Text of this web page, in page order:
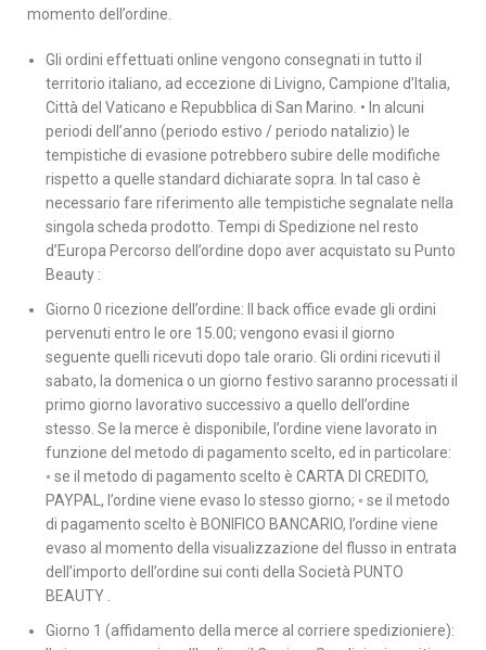
momento dell’ordine.
Gli ordini effettuati online vengono consegnati in tutto il
territorio italiano, ad eccezione di Livigno, Campione d’Italia,
Città del Vaticano e Repubblica di San Marino. • In alcuni
periodi dell’anno (periodo estivo / periodo natalizio) le
tempistiche di evasione potrebbero subire delle modifiche
rispetto a quelle standard dichiarate sopra. In tal caso è
necessario fare riferimento alle tempistiche segnalate nella
singola scheda prodotto. Tempi di Spedizione nel resto
d’Europa Percorso dell’ordine dopo aver acquistato su Punto
Beauty :
Giorno 0 ricezione dell’ordine: Il back office evade gli ordini
pervenuti entro le ore 15.00; vengono evasi il giorno
seguente quelli ricevuti dopo tale orario. Gli ordini ricevuti il
sabato, la domenica o un giorno festivo saranno processati il
primo giorno lavorativo successivo a quello dell’ordine
stesso. Se la merce è disponibile, l’ordine viene lavorato in
funzione del metodo di pagamento scelto, ed in particolare:
◦ se il metodo di pagamento scelto è CARTA DI CREDITO,
PAYPAL, l’ordine viene evaso lo stesso giorno; ◦ se il metodo
di pagamento scelto è BONIFICO BANCARIO, l’ordine viene
evaso al momento della visualizzazione del flusso in entrata
dell’importo dell’ordine sui conti della Società PUNTO
BEAUTY .
Giorno 1 (affidamento della merce al corriere spedizioniere):